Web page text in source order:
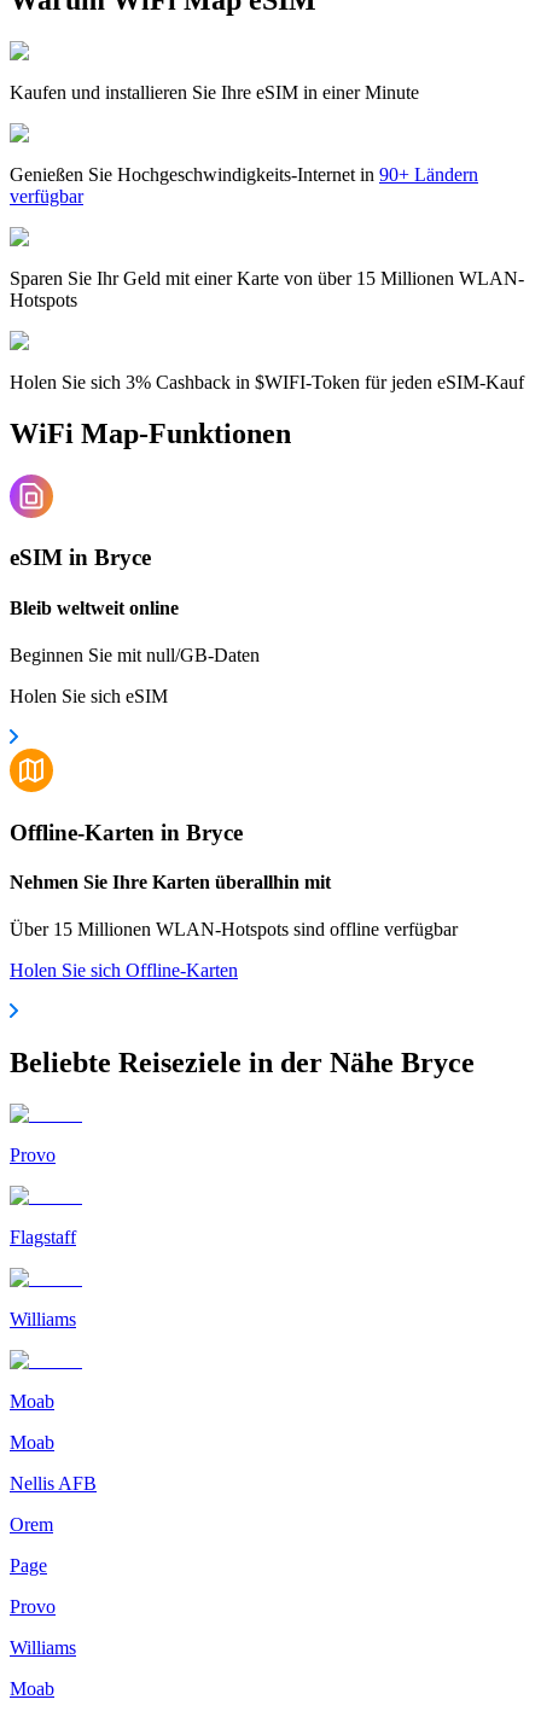
Kaufen und installieren Sie Ihre eSIM in einer Minute
Genießen Sie Hochgeschwindigkeits-Internet in 90+ Ländern
verfügbar
Sparen Sie Ihr Geld mit einer Karte von über 15 Millionen WLAN-
Hotspots
Holen Sie sich 3% Cashback in $WIFI-Token für jeden eSIM-Kauf
WiFi Map-Funktionen
eSIM in Bryce
Bleib weltweit online
Beginnen Sie mit null/GB-Daten
Holen Sie sich eSIM
Offline-Karten in Bryce
Nehmen Sie Ihre Karten überallhin mit
Über 15 Millionen WLAN-Hotspots sind offline verfügbar
Holen Sie sich Offline-Karten
Beliebte Reiseziele in der Nähe Bryce
Provo
Flagstaff
Williams
Moab
Moab
Nellis AFB
Orem
Page
Provo
Williams
Moab